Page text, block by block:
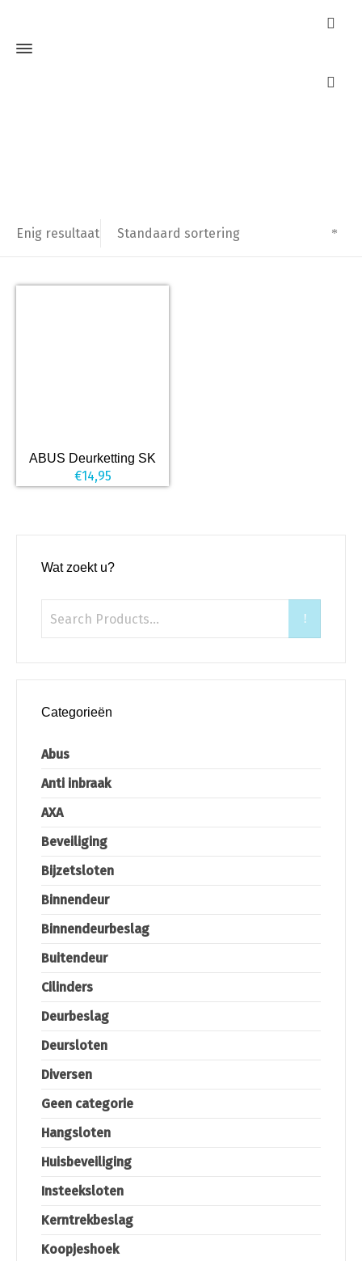
Enig resultaat Standaard sortering
ABUS Deurketting SK
€14,95
Wat zoekt u?
Categorieën
Abus
Anti inbraak
AXA
Beveiliging
Bijzetsloten
Binnendeur
Binnendeurbeslag
Buitendeur
Cilinders
Deurbeslag
Deursloten
Diversen
Geen categorie
Hangsloten
Huisbeveiliging
Insteeksloten
Kerntrekbeslag
Koopjeshoek